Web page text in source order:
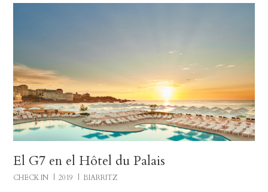
El G7 en el Hôtel du Palais
CHECK IN 2019 BIARRITZ